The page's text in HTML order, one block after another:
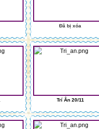
Đã bị xóa
Trí Ân 20/11